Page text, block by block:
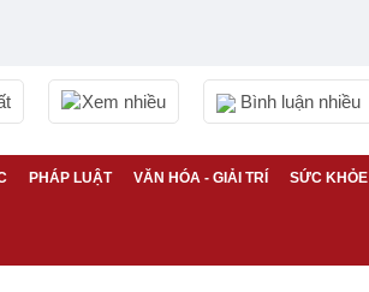
Xem nhiều Bình luận nhiều
PHÁP LUẬT VĂN HÓA - GIẢI TRÍ SỨC KHỎE